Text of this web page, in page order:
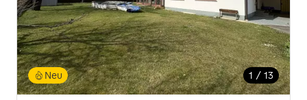
1 / 13
Neu